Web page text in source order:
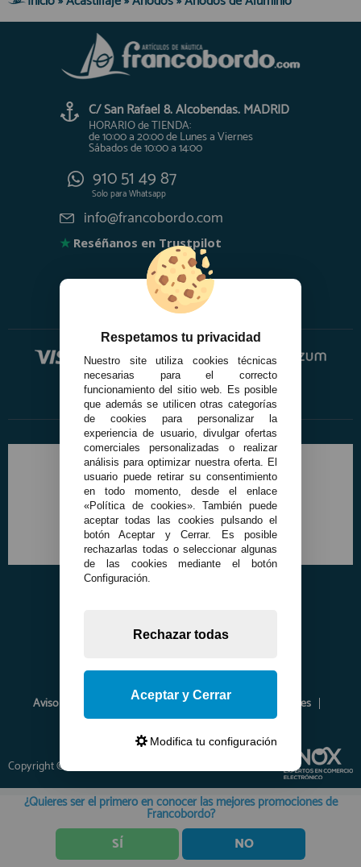
C/ San Rafael 8. Alcobendas. MADRID
HORARIO de TIENDA:
de 10:00 a 20:00 de Lunes a Viernes
Sábados de 10:00 a 14:00
910 51 49 87
Solo paraWhatsapp
info@francobordo.com
★ Reséñanos en Trustpilot
Aviso Legal Política de Privacidad
Política de Cookies
Envíos y Devoluciones
Opiniones
Copyright © 2026 www.francobordo.com
¿Quieres ser el primero en conocer las mejores promociones de
Francobordo?
SÍ NO
Respetamos tu privacidad
Nuestro site utiliza cookies técnicas
necesarias para el correcto
funcionamiento del sitio web. Es posible
que además se utilicen otras categorías
de cookies para personalizar la
experiencia de usuario, divulgar ofertas
comerciales personalizadas o realizar
análisis para optimizar nuestra oferta. El
usuario puede retirar su consentimiento
en todo momento, desde el enlace
«Política de cookies». También puede
aceptar todas las cookies pulsando el
botón Aceptar y Cerrar. Es posible
rechazarlas todas o seleccionar algunas
de las cookies mediante el botón
Configuración.
Rechazar todas
Aceptar y Cerrar
Modifica tu configuración